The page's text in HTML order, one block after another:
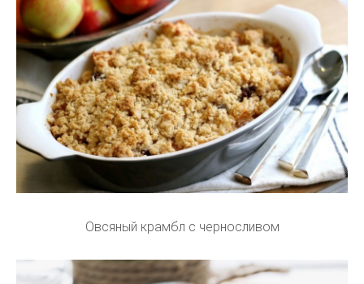
Овсяный крамбл с черносливом